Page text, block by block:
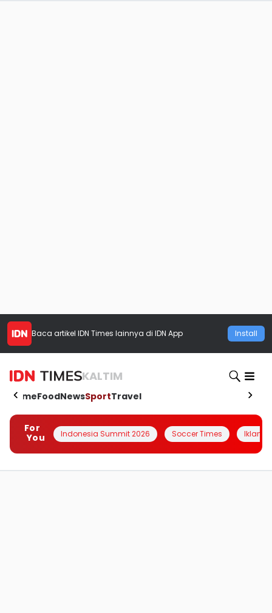
Baca artikel IDN Times lainnya di IDN App Install
KALTIM
HomeFoodNewsSportTravel
For
You
Indonesia Summit 2026 Soccer Times Iklanin